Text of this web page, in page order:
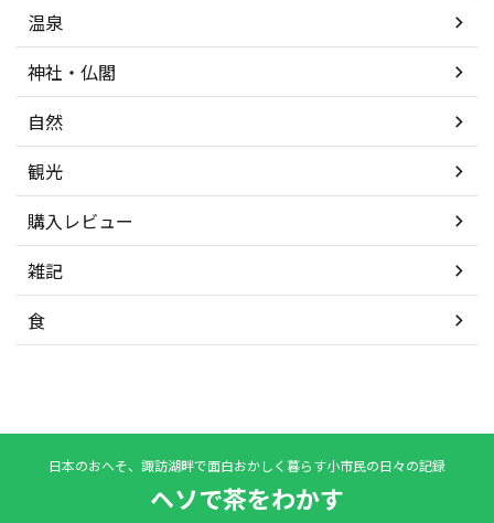
温泉
神社・仏閣
自然
観光
購入レビュー
雑記
食
日本のおへそ、諏訪湖畔で面白おかしく暮らす小市民の日々の記録
ヘソで茶をわかす